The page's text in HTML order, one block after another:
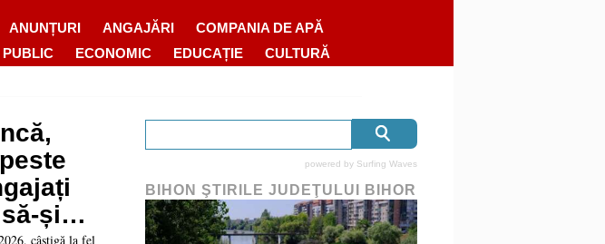
ANUNȚURI ANGAJĂRI
COMPANIA DE APĂ
PUBLIC ECONOMIC EDUCAȚIE CULTURĂ
și
câștigă la fel
powered by Surfing Waves
BIHON ŞTIRILE JUDEŢULUI BIHOR